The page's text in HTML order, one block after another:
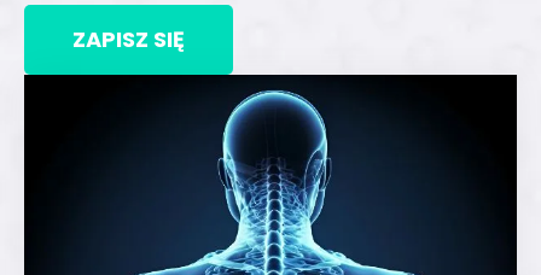
ZAPISZ SIĘ